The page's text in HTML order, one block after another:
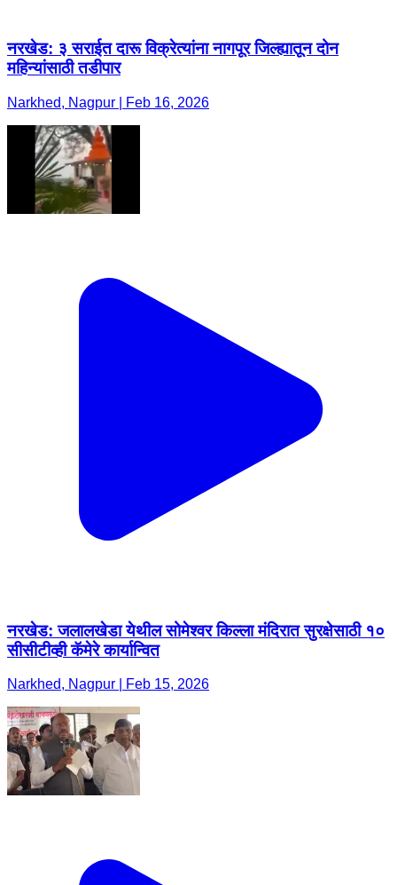
नरखेड: ३ सराईत दारू विक्रेत्यांना नागपूर जिल्ह्यातून दोन
महिन्यांसाठी तडीपार ​
Narkhed, Nagpur | Feb 16, 2026
नरखेड: जलालखेडा येथील सोमेश्वर किल्ला मंदिरात सुरक्षेसाठी १०
सीसीटीव्ही कॅमेरे कार्यान्वित
Narkhed, Nagpur | Feb 15, 2026